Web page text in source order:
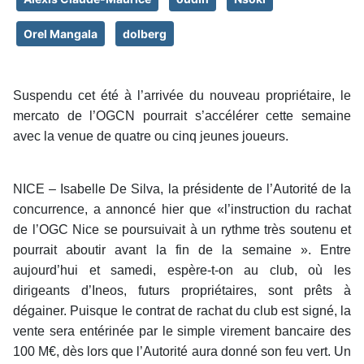
Orel Mangala dolberg
Suspendu cet été à l’arrivée du nouveau propriétaire, le
mercato de l’OGCN pourrait s’accélérer cette semaine
avec la venue de quatre ou cinq jeunes joueurs.
NICE – Isabelle De Silva, la présidente de l’Autorité de la
concurrence, a annoncé hier que «l’instruction du rachat
de l’OGC Nice se poursuivait à un rythme très soutenu et
pourrait aboutir avant la fin de la semaine ». Entre
aujourd’hui et samedi, espère-t-on au club, où les
dirigeants d’Ineos, futurs propriétaires, sont prêts à
dégainer. Puisque le contrat de rachat du club est signé, la
vente sera entérinée par le simple virement bancaire des
100 M€, dès lors que l’Autorité aura donné son feu vert. Un